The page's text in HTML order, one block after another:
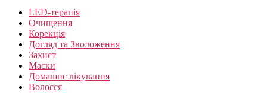
LED-терапія
Очищення
Корекція
Догляд та Зволоження
Захист
Маски
Домашнє лікування
Волосся